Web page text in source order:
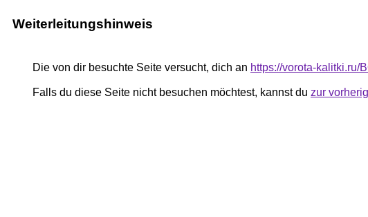
Weiterleitungshinweis
Die von dir besuchte Seite versucht, dich an https://vorota-kalitki.ru/
Falls du diese Seite nicht besuchen möchtest, kannst du zur